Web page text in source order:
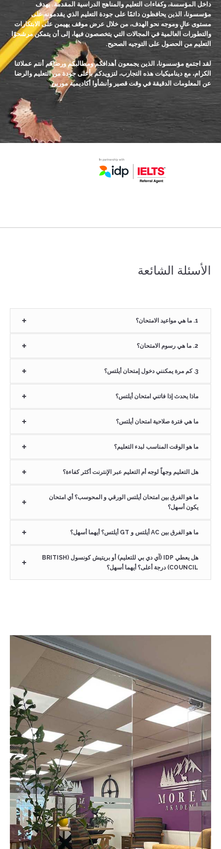
داخل المؤسسة، وكفاءات التعليم والمناهج الدراسية المقدمة. يهدف
مؤسسونا، الذين يحافظون دائمًا على جودة التعليم الذي يقدمونه على
مستوى عالٍ وموجه نحو الهدف، من خلال عرض موقف يهيمن على الابتكارات
والتطورات العالمية في المجالات التي يتخصصون فيها، إلى أن يتمكن مرشحوّا
التعليم من الحصول على التوجيه الصحيح.
لقد اجتمع مؤسسونا، الذين يجمعون أهدافكم ومطالبكم ورضاكم أنتم عملائنا
الكرام، مع ديناميكيات هذه التجارب، لتزويدكم بأعلى جودة من التعليم والرضا
عن المعلومات الدقيقة في وقت قصير وأنشأوا أكاديمية مورين.
الأسئلة الشائعة
1. ما هي مواعيد الامتحان؟
2. ما هي رسوم الامتحان؟
3. كم مرة يمكنني دخول إمتحان أيلتس؟
ماذا يحدث إذا فاتني امتحان أيلتس؟
ما هي فترة صلاحية امتحان أيلتس؟
ما هو الوقت المناسب لبدء التعليم؟
هل التعليم وجهاً لوجه أم التعليم عبر الإنترنت أكثر كفاءة؟
ما هو الفرق بين امتحان أيلتس الورقي و المحوسب؟ أي امتحان
يكون أسهل؟
ما هو الفرق بين AC أيلتس و GT أيلتس؟ أيهما أسهل؟
هل يعطي IDP (آي دي بي للتعليم) أو بريتيش كونسول (BRITISH
COUNCIL) درجة أعلى؟ أيهما أسهل؟